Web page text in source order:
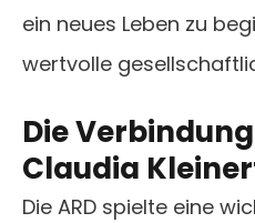
ein neues Leben zu
wertvolle
Die
Claudia
Die ARD spielte eine